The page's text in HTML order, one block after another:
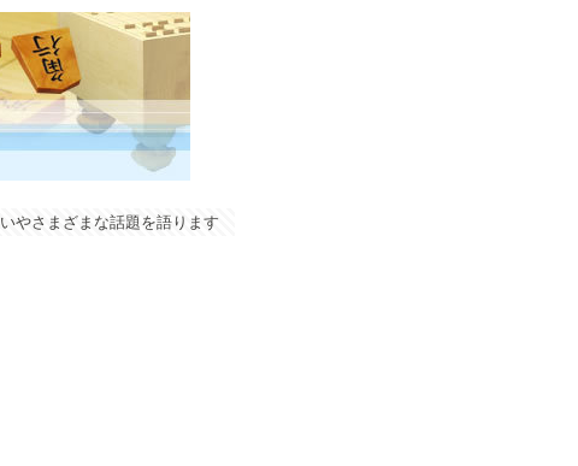
やさまざまな話題を語ります